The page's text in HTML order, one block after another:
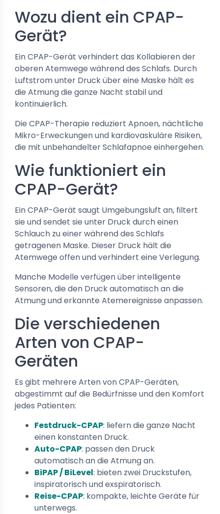
Wozu dient ein CPAP-
Gerät?
Ein CPAP-Gerät verhindert das Kollabieren der
oberen Atemwege während des Schlafs. Durch
Luftstrom unter Druck über eine Maske hält es
die Atmung die ganze Nacht stabil und
kontinuierlich.
Die CPAP-Therapie reduziert Apnoen, nächtliche
Mikro-Erweckungen und kardiovaskuläre Risiken,
die mit unbehandelter Schlafapnoe einhergehen.
Wie funktioniert ein
CPAP-Gerät?
Ein CPAP-Gerät saugt Umgebungsluft an, filtert
sie und sendet sie unter Druck durch einen
Schlauch zu einer während des Schlafs
getragenen Maske. Dieser Druck hält die
Atemwege offen und verhindert eine Verlegung.
Manche Modelle verfügen über intelligente
Sensoren, die den Druck automatisch an die
Atmung und erkannte Atemereignisse anpassen.
Die verschiedenen
Arten von CPAP-
Geräten
Es gibt mehrere Arten von CPAP-Geräten,
abgestimmt auf die Bedürfnisse und den Komfort
jedes Patienten:
Festdruck-CPAP: liefern die ganze Nacht
einen konstanten Druck.
Auto-CPAP: passen den Druck
automatisch an die Atmung an.
BiPAP / BiLevel: bieten zwei Druckstufen,
inspiratorisch und exspiratorisch.
Reise-CPAP: kompakte, leichte Geräte für
unterwegs.